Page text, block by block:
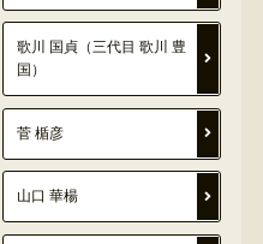
歌川 国貞（三代目 歌川 豊
国）
菅 楯彦
山口 華楊